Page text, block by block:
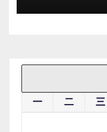
一 二 三